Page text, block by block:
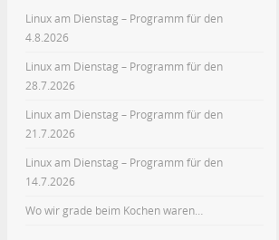
Linux am Dienstag – Programm für den
4.8.2026
Linux am Dienstag – Programm für den
28.7.2026
Linux am Dienstag – Programm für den
21.7.2026
Linux am Dienstag – Programm für den
14.7.2026
Wo wir grade beim Kochen waren…